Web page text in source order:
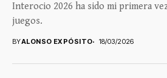
Interocio 2026 ha sido mi primera
juegos.
BYALONSO EXPÓSITO 18/03/2026